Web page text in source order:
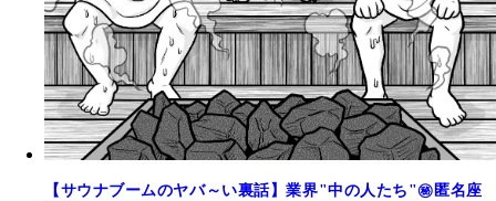
【サウナブームのヤバ～い裏話】業界"中の人たち"㊙匿名座